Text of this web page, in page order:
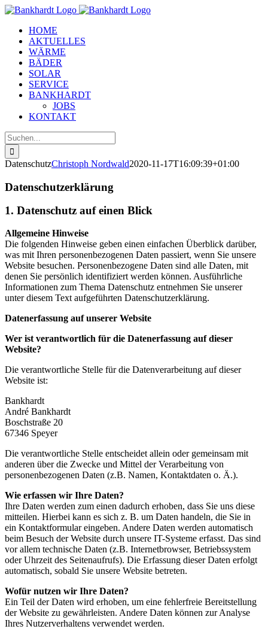
Zum
springenHOME
AKTUELLES
WÄRME
BÄDER
SOLAR
SERVICE
BANKHARDT
JOBS
KONTAKT
Suche
nach:
DatenschutzChristoph Nordwald2020-11-17T16:09:39+01:00
Datenschutzerklärung
1. Datenschutz auf einen Blick
Allgemeine Hinweise
Die folgenden Hinweise geben einen einfachen Überblick darüber,
was mit Ihren personenbezogenen Daten passiert, wenn Sie unsere
Website besuchen. Personenbezogene Daten sind alle Daten, mit
denen Sie persönlich identifiziert werden können. Ausführliche
Informationen zum Thema Datenschutz entnehmen Sie unserer
unter diesem Text aufgeführten Datenschutzerklärung.
Datenerfassung auf unserer Website
Wer ist verantwortlich für die Datenerfassung auf dieser
Website?
Die verantwortliche Stelle für die Datenverarbeitung auf dieser
Website ist:
Bankhardt
André Bankhardt
Boschstraße 20
67346 Speyer
Die verantwortliche Stelle entscheidet allein oder gemeinsam mit
anderen über die Zwecke und Mittel der Verarbeitung von
personenbezogenen Daten (z.B. Namen, Kontaktdaten o. Ä.).
Wie erfassen wir Ihre Daten?
Ihre Daten werden zum einen dadurch erhoben, dass Sie uns diese
mitteilen. Hierbei kann es sich z. B. um Daten handeln, die Sie in
ein Kontaktformular eingeben. Andere Daten werden automatisch
beim Besuch der Website durch unsere IT-Systeme erfasst. Das sind
vor allem technische Daten (z.B. Internetbrowser, Betriebssystem
oder Uhrzeit des Seitenaufrufs). Die Erfassung dieser Daten erfolgt
automatisch, sobald Sie unsere Website betreten.
Wofür nutzen wir Ihre Daten?
Ein Teil der Daten wird erhoben, um eine fehlerfreie Bereitstellung
der Website zu gewährleisten. Andere Daten können zur Analyse
Ihres Nutzerverhaltens verwendet werden.